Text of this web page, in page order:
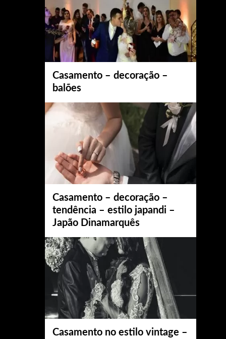
Casamento – decoração –
balões
Casamento – decoração –
tendência – estilo japandi –
Japão Dinamarquês
Casamento no estilo vintage –